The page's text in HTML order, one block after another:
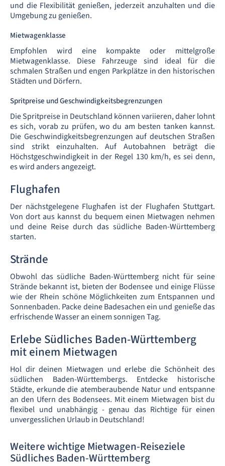
und die Flexibilität genießen, jederzeit anzuhalten und die
Umgebung zu genießen.
Mietwagenklasse
Empfohlen wird eine kompakte oder mittelgroße
Mietwagenklasse. Diese Fahrzeuge sind ideal für die
schmalen Straßen und engen Parkplätze in den historischen
Städten und Dörfern.
Spritpreise und Geschwindigkeitsbegrenzungen
Die Spritpreise in Deutschland können variieren, daher lohnt
es sich, vorab zu prüfen, wo du am besten tanken kannst.
Die Geschwindigkeitsbegrenzungen auf deutschen Straßen
sind strikt einzuhalten. Auf Autobahnen beträgt die
Höchstgeschwindigkeit in der Regel 130 km/h, es sei denn,
es wird anders angezeigt.
Flughafen
Der nächstgelegene Flughafen ist der Flughafen Stuttgart.
Von dort aus kannst du bequem einen Mietwagen nehmen
und deine Reise durch das südliche Baden-Württemberg
starten.
Strände
Obwohl das südliche Baden-Württemberg nicht für seine
Strände bekannt ist, bieten der Bodensee und einige Flüsse
wie der Rhein schöne Möglichkeiten zum Entspannen und
Sonnenbaden. Packe deine Badesachen ein und genieße das
erfrischende Wasser an einem sonnigen Tag.
Erlebe Südliches Baden-Württemberg
mit einem Mietwagen
Hol dir deinen Mietwagen und erlebe die Schönheit des
südlichen Baden-Württembergs. Entdecke historische
Städte, erkunde die atemberaubende Natur und entspanne
an den Ufern des Bodensees. Mit einem Mietwagen bist du
flexibel und unabhängig - genau das Richtige für einen
unvergesslichen Urlaub in Deutschland!
Weitere wichtige Mietwagen-Reiseziele
Südliches Baden-Württemberg